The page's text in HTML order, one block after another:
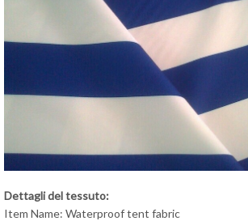
Dettagli del tessuto:
Item Name: Waterproof tent fabric